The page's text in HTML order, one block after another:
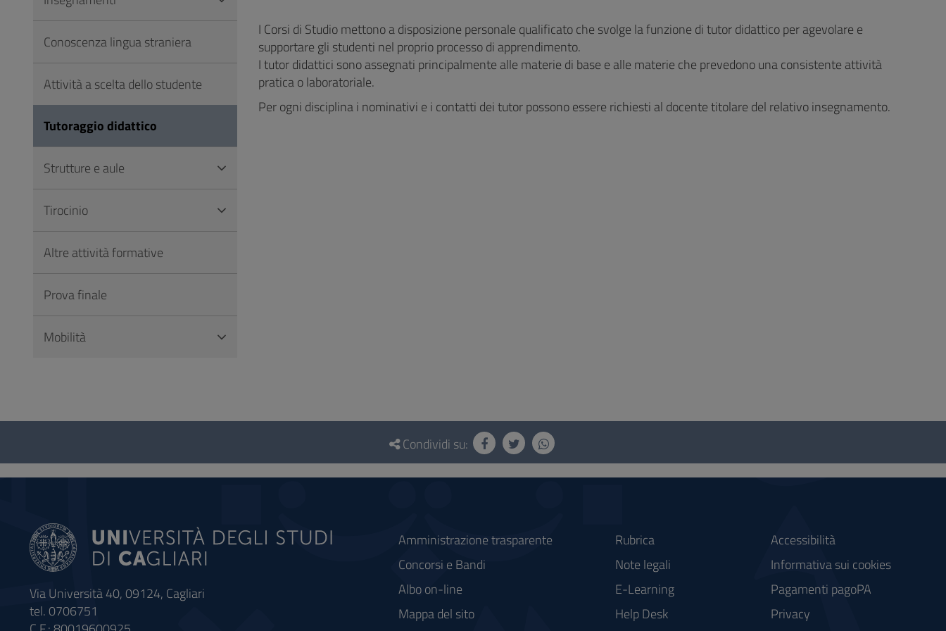
Footer
I Corsi di Studio mettono a disposizione personale qualificato che svolge la funzione di tutor didattico per agevolare e
supportare gli studenti nel proprio processo di apprendimento.
I tutor didattici sono assegnati principalmente alle materie di base e alle materie che prevedono una consistente attività
pratica o laboratoriale.
Per ogni disciplina i nominativi e i contatti dei tutor possono essere richiesti al docente titolare del relativo insegnamento.
Conoscenza lingua straniera
Attività a scelta dello studente
Tutoraggio didattico
Strutture e aule
Tirocinio
Altre attività formative
Prova finale
Mobilità
Questionario
social
Condividi su:
Via Università 40, 09124, Cagliari
tel. 0706751
Amministrazione trasparente
Concorsi e Bandi
Albo on-line
Mappa del sito
Rubrica
Note legali
E-Learning
Help Desk
Accessibilità
Informativa sui cookies
Pagamenti pagoPA
Privacy